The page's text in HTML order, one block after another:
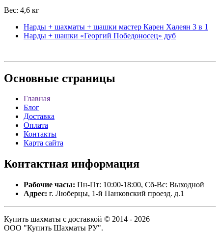
Вес: 4,6 кг
Нарды + шахматы + шашки мастер Карен Халеян 3 в 1
Нарды + шашки «Георгий Победоносец» дуб
Основные страницы
Главная
Блог
Доставка
Оплата
Контакты
Карта сайта
Контактная информация
Рабочие часы: Пн-Пт: 10:00-18:00, Сб-Вс: Выходной
Адрес: г. Люберцы, 1-й Панковский проезд. д.1
Купить шахматы с доставкой © 2014 - 2026
ООО "Купить Шахматы РУ".